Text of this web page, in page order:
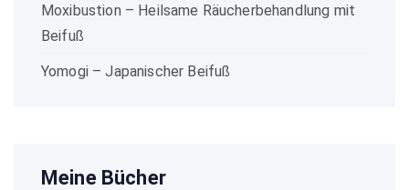
Moxibustion – Heilsame Räucherbehandlung mit
Beifuß
Yomogi – Japanischer Beifuß
Meine Bücher